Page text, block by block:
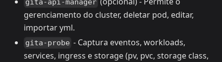
gita-api-manager
gerenciamento do cluster, deletar pod, editar,
importar yml.
gita-probe - Captura eventos, workloads,
services, ingress e storage (pv, pvc, storage class,